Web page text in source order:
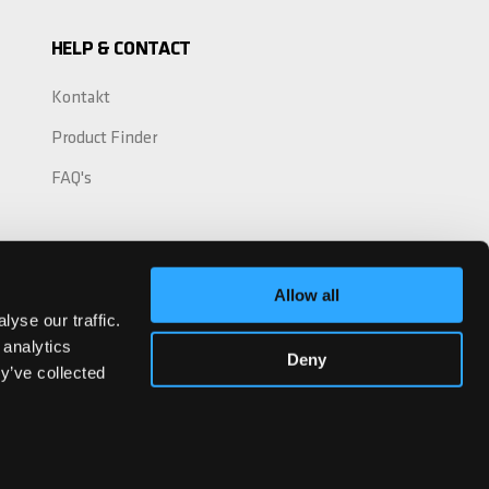
our traffic.
collected
Allow all
Deny
HELP & CONTACT
Kontakt
Product Finder
FAQ's